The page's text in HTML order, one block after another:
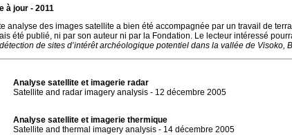
à jour - 2011
analyse des images satellite a bien été accompagnée par un travail de
été publié, ni par son auteur ni par la Fondation. Le lecteur intéressé
de sites d’intérêt archéologique potentiel dans la vallée de Visoko,
Analyse satellite et imagerie radar
Satellite and radar imagery analysis - 12 décembre 2005
Analyse satellite et imagerie thermique
Satellite and thermal imagery analysis - 14 décembre 2005